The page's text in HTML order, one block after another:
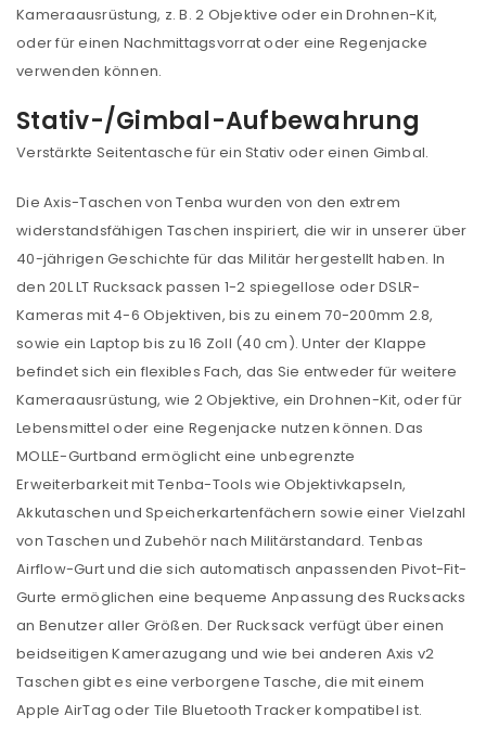
Kameraausrüstung, z. B. 2 Objektive oder ein Drohnen-Kit,
oder für einen Nachmittagsvorrat oder eine Regenjacke
verwenden können.
Stativ-/Gimbal-Aufbewahrung
Verstärkte Seitentasche für ein Stativ oder einen Gimbal.
Die Axis-Taschen von Tenba wurden von den extrem
widerstandsfähigen Taschen inspiriert, die wir in unserer über
40-jährigen Geschichte für das Militär hergestellt haben. In
den 20L LT Rucksack passen 1-2 spiegellose oder DSLR-
Kameras mit 4-6 Objektiven, bis zu einem 70-200mm 2.8,
sowie ein Laptop bis zu 16 Zoll (40 cm). Unter der Klappe
befindet sich ein flexibles Fach, das Sie entweder für weitere
Kameraausrüstung, wie 2 Objektive, ein Drohnen-Kit, oder für
Lebensmittel oder eine Regenjacke nutzen können. Das
MOLLE-Gurtband ermöglicht eine unbegrenzte
Erweiterbarkeit mit Tenba-Tools wie Objektivkapseln,
Akkutaschen und Speicherkartenfächern sowie einer Vielzahl
von Taschen und Zubehör nach Militärstandard. Tenbas
Airflow-Gurt und die sich automatisch anpassenden Pivot-Fit-
Gurte ermöglichen eine bequeme Anpassung des Rucksacks
an Benutzer aller Größen. Der Rucksack verfügt über einen
beidseitigen Kamerazugang und wie bei anderen Axis v2
Taschen gibt es eine verborgene Tasche, die mit einem
Apple AirTag oder Tile Bluetooth Tracker kompatibel ist.